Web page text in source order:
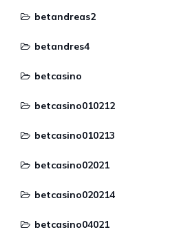
betandreas2
betandres4
betcasino
betcasino010212
betcasino010213
betcasino02021
betcasino020214
betcasino04021